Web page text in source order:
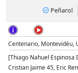
Peñarol
Centenario, Montevidéu,
[Thiago Nahuel Espinosa
Cristian Jaime 45, Eric